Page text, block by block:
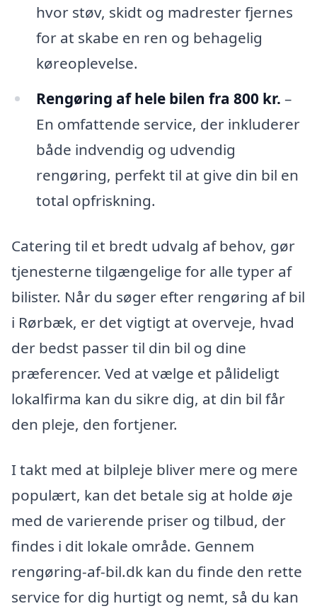
hvor støv, skidt og madrester fjernes
for at skabe en ren og behagelig
køreoplevelse.
Rengøring af hele bilen fra 800 kr. –
En omfattende service, der inkluderer
både indvendig og udvendig
rengøring, perfekt til at give din bil en
total opfriskning.
Catering til et bredt udvalg af behov, gør
tjenesterne tilgængelige for alle typer af
bilister. Når du søger efter rengøring af bil
i Rørbæk, er det vigtigt at overveje, hvad
der bedst passer til din bil og dine
præferencer. Ved at vælge et pålideligt
lokalfirma kan du sikre dig, at din bil får
den pleje, den fortjener.
I takt med at bilpleje bliver mere og mere
populært, kan det betale sig at holde øje
med de varierende priser og tilbud, der
findes i dit lokale område. Gennem
rengøring-af-bil.dk kan du finde den rette
service for dig hurtigt og nemt, så du kan